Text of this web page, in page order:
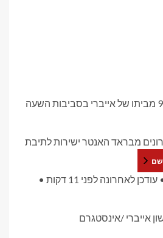
LAPD ענתה לשיחת 911 מביתו של אייברי בסביבות השעה
מבראד האנטר ישירות לתיבת
עודכן לאחרונה לפני 11 דקות
•
אייברי /אינסטגרם